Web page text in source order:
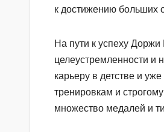
к достижению больших
На пути к успеху
целеустремленности и
карьеру в детстве и
тренировкам и
множество медалей и